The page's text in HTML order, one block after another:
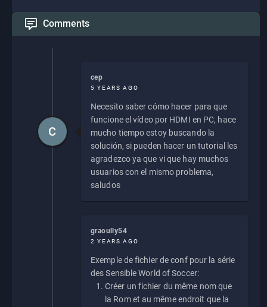
Comments
cep
5 YEARS AGO
Necesito saber cómo hacer para que
funcione el vídeo por HDMI en PC, hace
mucho tiempo estoy buscando la
solución, si pueden hacer un tutorial les
agradezco ya que vi que hay muchos
usuarios con el mismo problema,
saludos
C
graoully54
2 YEARS AGO
Exemple de fichier de conf pour la série
des Sensible World of Soccer:
Créer un fichier du même nom que
la Rom et au même endroit que la